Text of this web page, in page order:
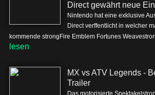
Direct gewährt neue
Nintendo hat eine exklusive
Direct verffentlicht in welcher
kommende strongFire Emblem Fortunes
lesen
MX vs ATV Legends -
Trailer
Das motorisierte